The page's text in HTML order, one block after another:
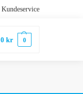
Kundeservice
0kr 0